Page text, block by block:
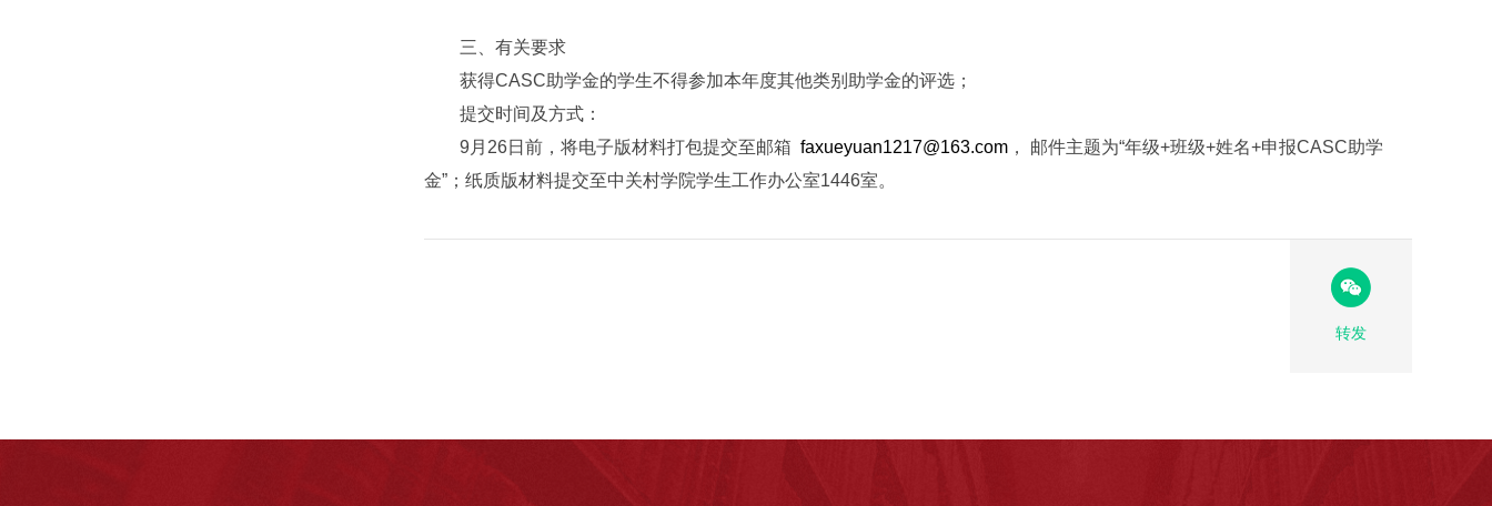
三、有关要求
获得CASC助学金的学生不得参加本年度其他类别助学金的评选；
提交时间及方式：
9月26日前，将电子版材料打包提交至邮箱 faxueyuan1217@163.com ， 邮件主题为“年级+班级+姓名+申报CASC助学
金”；纸质版材料提交至中关村学院学生工作办公室1446室。
转发